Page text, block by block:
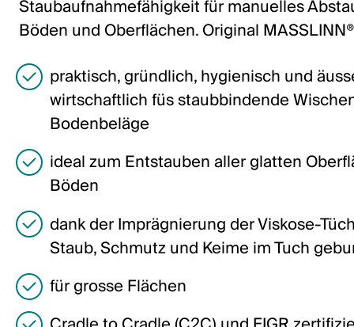
Italiano
English
Österreich
Deutsch
English
Deutsch
English
Schweden
Staubaufnahmefähigkeit für manuelles
Böden und Oberflächen. Original
praktisch, gründlich, hygienisch und
wirtschaftlich füs staubbindende
Bodenbeläge
ideal zum Entstauben aller glatten
Böden
dank der Imprägnierung der Viskose-
Staub, Schmutz und Keime im Tuch
für grosse Flächen